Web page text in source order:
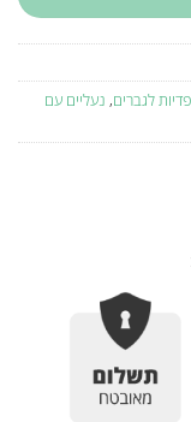
לגברים, נעליים עם